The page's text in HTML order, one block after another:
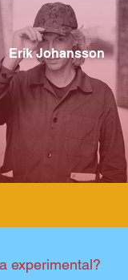
Erik Johansson
experimental?